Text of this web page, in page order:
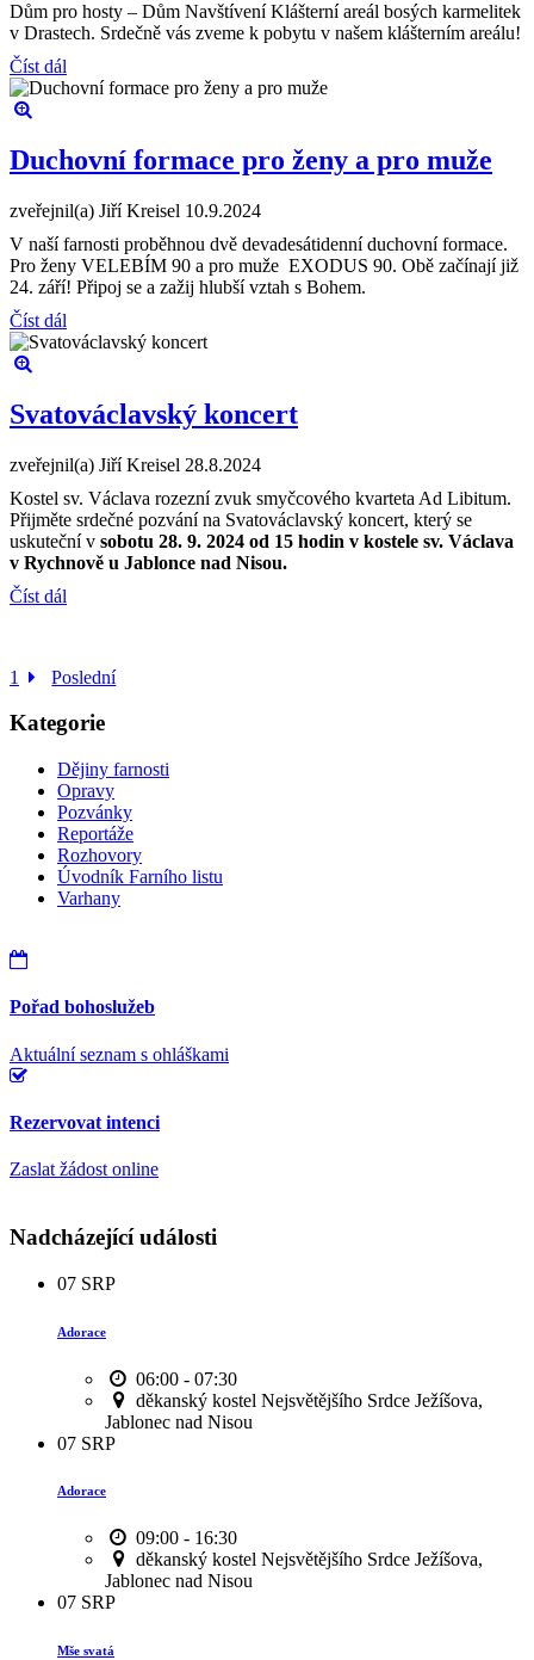
Dům pro hosty – Dům Navštívení Klášterní areál bosých karmelitek
v Drastech. Srdečně vás zveme k pobytu v našem klášterním areálu!
Číst dál
Duchovní formace pro ženy a pro muže
zveřejnil(a) Jiří Kreisel 10.9.2024
V naší farnosti proběhnou dvě devadesátidenní duchovní formace.
Pro ženy VELEBÍM 90 a pro muže EXODUS 90. Obě začínají již
24. září! Připoj se a zažij hlubší vztah s Bohem.
Číst dál
Svatováclavský koncert
zveřejnil(a) Jiří Kreisel 28.8.2024
Kostel sv. Václava rozezní zvuk smyčcového kvarteta Ad Libitum.
Přijměte srdečné pozvání na Svatováclavský koncert, který se
uskuteční v sobotu 28. 9. 2024 od 15 hodin v kostele sv. Václava
v Rychnově u Jablonce nad Nisou.
Číst dál
1 Poslední
Kategorie
Dějiny farnosti
Opravy
Pozvánky
Reportáže
Rozhovory
Úvodník Farního listu
Varhany
Pořad bohoslužeb
Aktuální seznam s ohláškami
Rezervovat intenci
Zaslat žádost online
Nadcházející události
07 SRP
Adorace
06:00 - 07:30
děkanský kostel Nejsvětějšího Srdce Ježíšova,
Jablonec nad Nisou
07 SRP
Adorace
09:00 - 16:30
děkanský kostel Nejsvětějšího Srdce Ježíšova,
Jablonec nad Nisou
07 SRP
Mše svatá